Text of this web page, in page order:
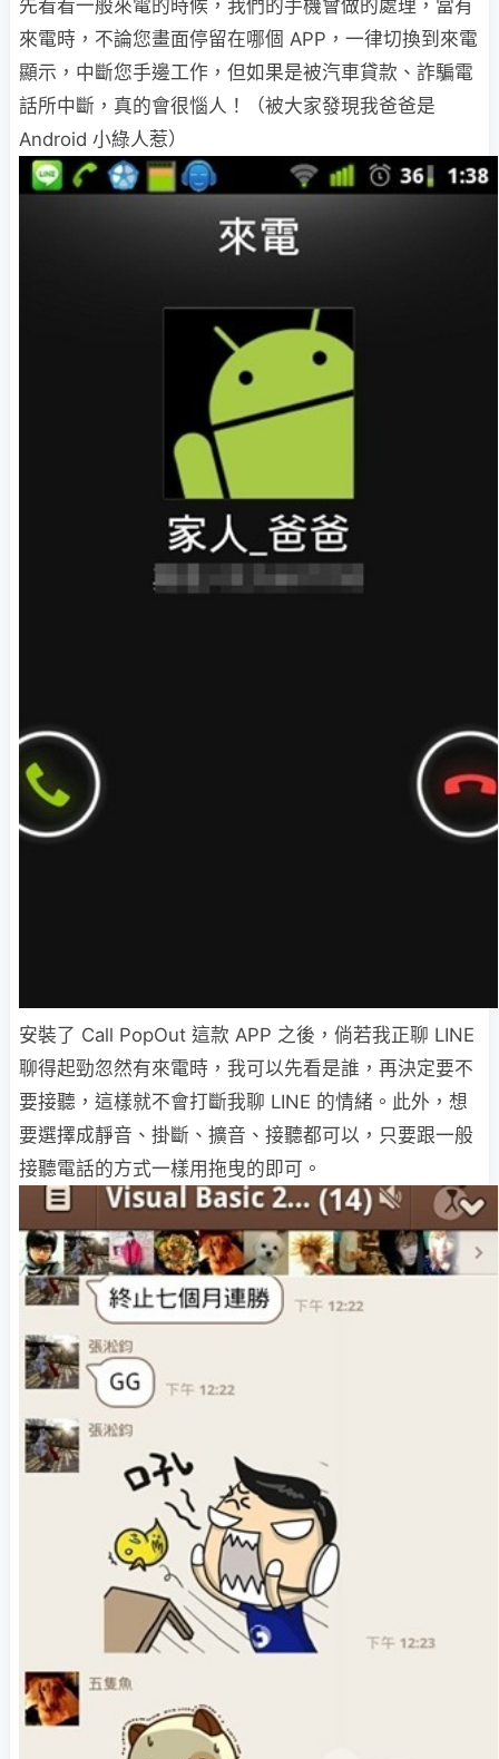
先看看一般來電的時候，我們的手機會做的處理，當有
來電時，不論您畫面停留在哪個 APP，一律切換到來電
顯示，中斷您手邊工作，但如果是被汽車貸款、詐騙電
話所中斷，真的會很惱人！（被大家發現我爸爸是
Android 小綠人惹）
安裝了 Call PopOut 這款 APP 之後，倘若我正聊 LINE
聊得起勁忽然有來電時，我可以先看是誰，再決定要不
要接聽，這樣就不會打斷我聊 LINE 的情緒。此外，想
要選擇成靜音、掛斷、擴音、接聽都可以，只要跟一般
接聽電話的方式一樣用拖曳的即可。